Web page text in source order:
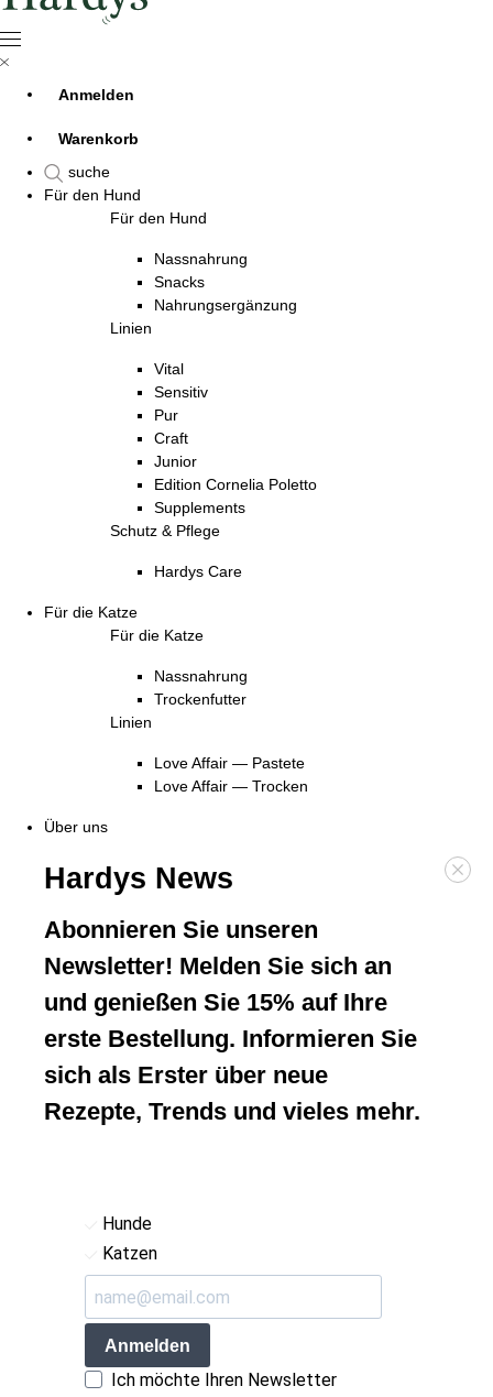
Anmelden
Warenkorb
suche
Für den Hund
Für den Hund
Nassnahrung
Snacks
Nahrungsergänzung
Linien
Vital
Sensitiv
Pur
Craft
Junior
Edition Cornelia Poletto
Supplements
Schutz & Pflege
Hardys Care
Für die Katze
Für die Katze
Nassnahrung
Trockenfutter
Linien
Love Affair — Pastete
Love Affair — Trocken
Über uns
Hardys News
Abonnieren Sie unseren
Newsletter! Melden Sie sich an
und genießen Sie 15% auf Ihre
erste Bestellung. Informieren Sie
sich als Erster über neue
Rezepte, Trends und vieles mehr.
Hunde
Katzen
Anmelden
Ich möchte Ihren Newsletter